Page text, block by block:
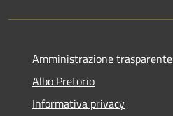
Amministrazione trasparente
Albo Pretorio
Informativa privacy